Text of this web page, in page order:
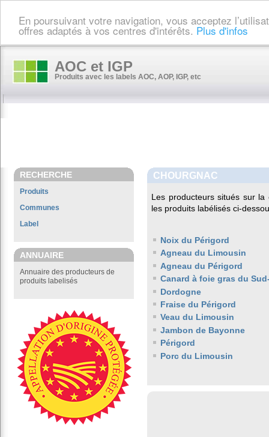
En poursuivant votre navigation, vous acceptez
offres adaptés à vos centres d'intérêts. Plus d'infos
AOC et IGP
Produits avec les labels AOC, AOP, IGP, etc
RECHERCHE
Produits
Communes
Label
ANNUAIRE
Annuaire des producteurs de
produits labelisés
CHOURGNAC
Les producteurs situés sur
les produits labélisés ci-
Noix du Périgord
Agneau du Limousin
Agneau du Périgord
Canard à foie gras du
Dordogne
Fraise du Périgord
Veau du Limousin
Jambon de Bayonne
Périgord
Porc du Limousin